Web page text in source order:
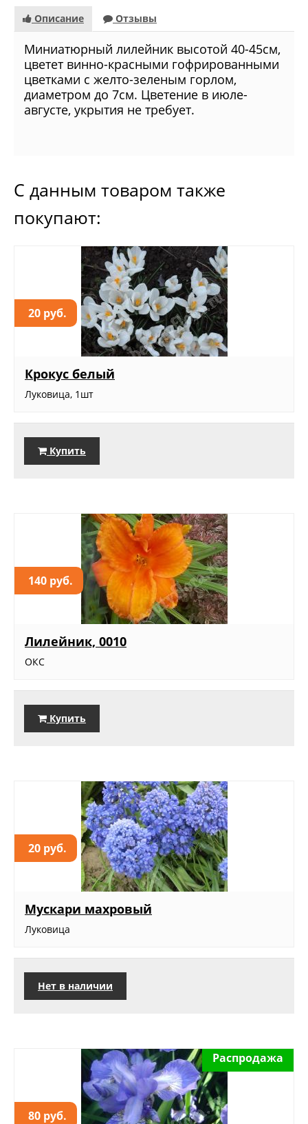
Описание Отзывы
Миниатюрный лилейник высотой 40-45см,
цветет винно-красными гофрированными
цветками с желто-зеленым горлом,
диаметром до 7см. Цветение в июле-
августе, укрытия не требует.
С данным товаром также
покупают:
20 руб.
Крокус белый
Луковица, 1шт
Купить
140 руб.
Лилейник, 0010
ОКС
Купить
20 руб.
Мускари махровый
Луковица
Нет в наличии
80 руб.
Распродажа